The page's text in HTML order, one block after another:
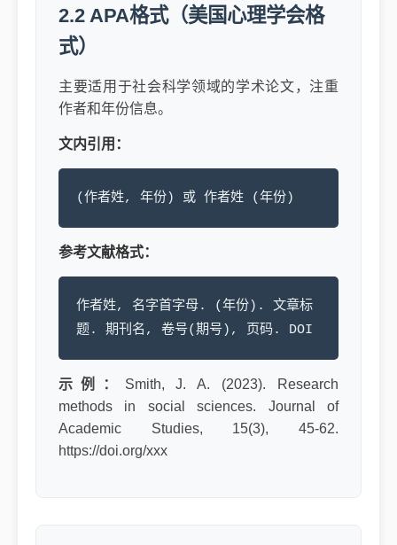
2.2 APA格式（美国心理学会格
式）
主要适用于社会科学领域的学术论文，注重
作者和年份信息。
文内引用：
(作者姓, 年份) 或 作者姓 (年份)
参考文献格式：
作者姓, 名字首字母. (年份). 文章标
题. 期刊名, 卷号(期号), 页码. DOI
示例： Smith, J. A. (2023). Research
methods in social sciences. Journal of
Academic Studies, 15(3), 45-62.
https://doi.org/xxx